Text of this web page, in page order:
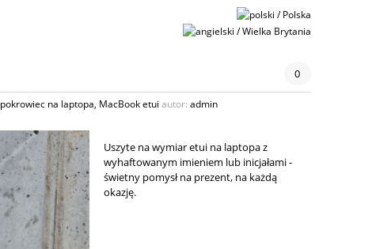
0
pokrowiec na laptopa, MacBook etui autor: admin
Uszyte na wymiar etui na laptopa z
wyhaftowanym imieniem lub inicjałami -
świetny pomysł na prezent, na każdą
okazję.